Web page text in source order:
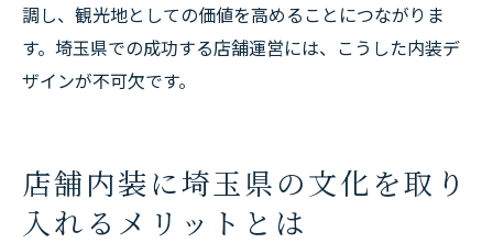
調し、観光地としての価値を高めることにつながりま
す。埼玉県での成功する店舗運営には、こうした内装デ
ザインが不可欠です。
店舗内装に埼玉県の文化を取り
入れるメリットとは